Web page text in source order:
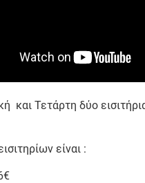
και Τετάρτη δύο
είναι :